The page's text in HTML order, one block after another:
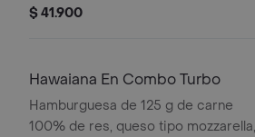
mozzarella, tocineta, tomate, cebolla,
pet
$ 41.900
Hawaiana En Combo Turbo
Hamburguesa de 125 g de carne
100% de res, queso tipo mozzarella,